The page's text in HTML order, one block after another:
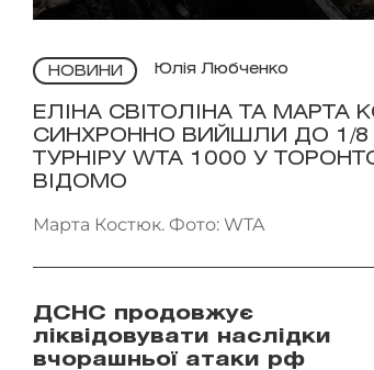
НОВИНИ Юлія Любченко
ЕЛІНА СВІТОЛІНА ТА МАРТА
СИНХРОННО ВИЙШЛИ ДО 1/8
ТУРНІРУ WTA 1000 У
ВІДОМО
Марта Костюк. Фото: WTA
ДСНС продовжує
ліквідовувати наслідки
вчорашньої атаки рф